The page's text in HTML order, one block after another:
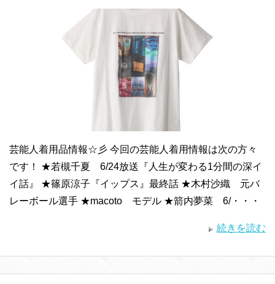
芸能人着用品情報☆彡 今回の芸能人着用情報は次の方々
です！ ★若槻千夏 6/24放送『人生が変わる1分間の深イ
イ話』 ★篠原涼子『イップス』最終話 ★木村沙織 元バ
レーボール選手 ★macoto モデル ★箭内夢菜 6/・・・
続きを読む